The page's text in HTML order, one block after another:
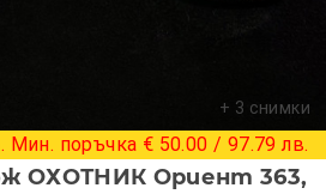
+ 3 снимки
Мин. поръчка € 50.00 / 97.79 лв.
ОХОТНИК Ориент 363,